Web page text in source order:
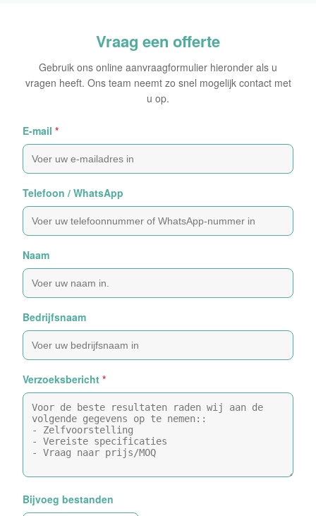
Vraag een offerte
Gebruik ons online aanvraagformulier hieronder als u
vragen heeft. Ons team neemt zo snel mogelijk contact met
u op.
E-mail *
Telefoon / WhatsApp
Naam
Bedrijfsnaam
Verzoeksbericht *
Bijvoeg bestanden